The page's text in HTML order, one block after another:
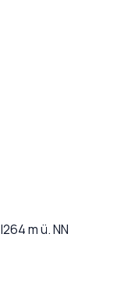
|264m ü. NN